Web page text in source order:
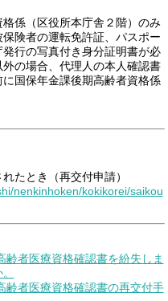
係（区役所本庁舎２階）のみ
険者の運転免許証、パスポー
行の写真付き身分証明書が必
の場合、代理人の本人確認書
国保年金課後期高齢者資格係
たとき（再交付申請）
nenkinhoken/kokikorei/saikou
者医療資格確認書を紛失しま
者医療資格確認書の再交付手